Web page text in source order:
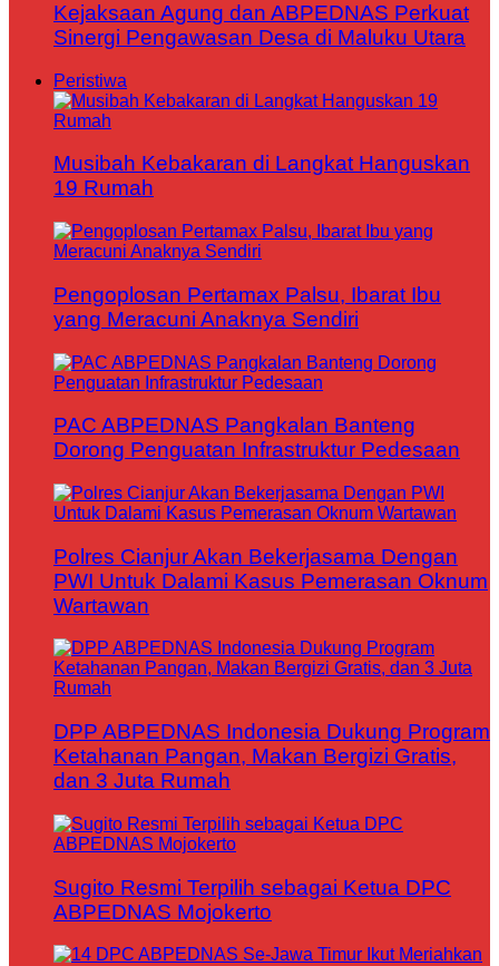
Kejaksaan Agung dan ABPEDNAS Perkuat
Sinergi Pengawasan Desa di Maluku Utara
Peristiwa
Musibah Kebakaran di Langkat Hanguskan
19 Rumah
Pengoplosan Pertamax Palsu, Ibarat Ibu
yang Meracuni Anaknya Sendiri
PAC ABPEDNAS Pangkalan Banteng
Dorong Penguatan Infrastruktur Pedesaan
Polres Cianjur Akan Bekerjasama Dengan
PWI Untuk Dalami Kasus Pemerasan Oknum
Wartawan
DPP ABPEDNAS Indonesia Dukung Program
Ketahanan Pangan, Makan Bergizi Gratis,
dan 3 Juta Rumah
Sugito Resmi Terpilih sebagai Ketua DPC
ABPEDNAS Mojokerto